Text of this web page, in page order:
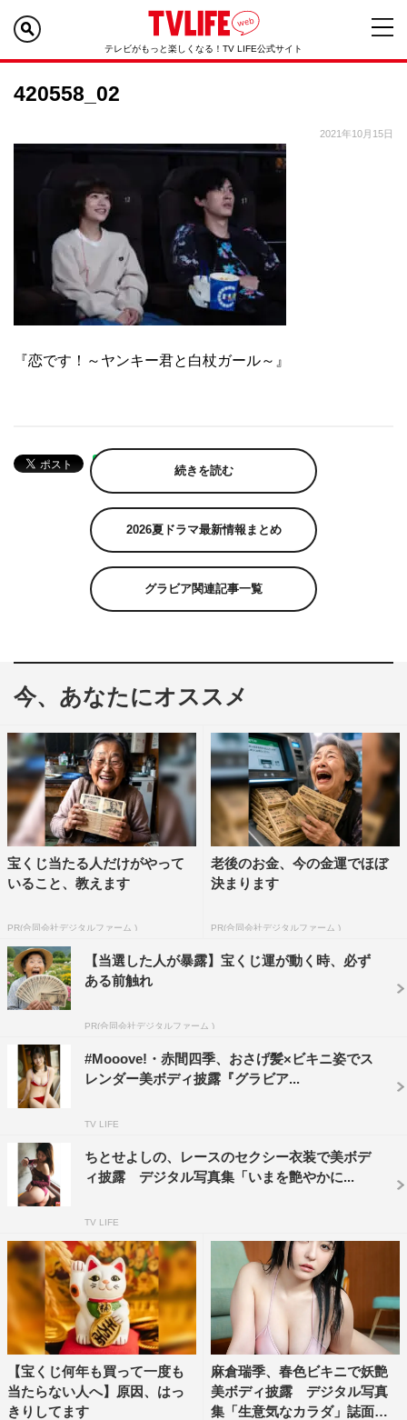
テレビがもっと楽しくなる！TV LIFE公式サイト
420558_02
2021年10月15日
『恋です！～ヤンキー君と白杖ガール～』
続きを読む
2026夏ドラマ最新情報まとめ
グラビア関連記事一覧
今、あなたにオススメ
宝くじ当たる人だけがやって
いること、教えます
PR(合同会社デジタルファーム )
老後のお金、今の金運でほぼ
決まります
PR(合同会社デジタルファーム )
【当選した人が暴露】宝くじ運が動く時、必ず
ある前触れ
PR(合同会社デジタルファーム )
#Mooove!・赤間四季、おさげ髪×ビキニ姿でス
レンダー美ボディ披露『グラビア...
TV LIFE
ちとせよしの、レースのセクシー衣装で美ボデ
ィ披露 デジタル写真集「いまを艶やかに...
TV LIFE
【宝くじ何年も買って一度も
当たらない人へ】原因、はっ
きりしてます
麻倉瑞季、春色ビキニで妖艶
美ボディ披露 デジタル写真
集「生意気なカラダ」誌面カ